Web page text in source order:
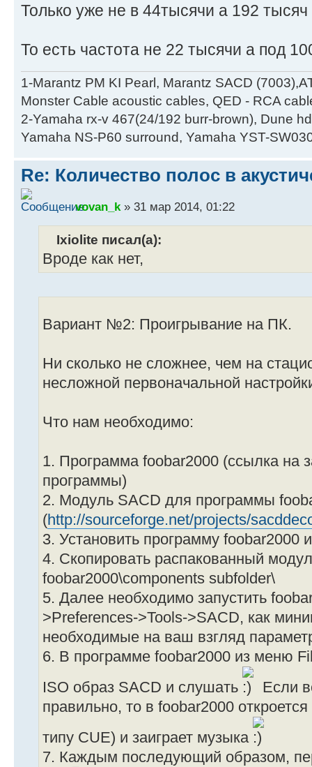
Только уже не в 44тысячи а 192 тысяч
То есть частота не 22 тысячи а под
1-Marantz PM KI Pearl, Marantz SACD
Monster Cable acoustic cables, QED - RCA
2-Yamaha rx-v 467(24/192 burr-brown), Dune
Yamaha NS-P60 surround, Yamaha YST-
Re: Количество полос в
vovan_k» 31 мар 2014, 01:22
Ixiolite писал(а):
Вроде как нет,
Вариант №2: Проигрывание на ПК.
Ни сколько не сложнее, чем на
несложной первоначальной
Что нам необходимо:
1. Программа foobar2000 (ссылка на
программы)
2. Модуль SACD для программы
(http://sourceforge.net/projects/
3. Установить программу foobar2000
4. Скопировать распакованный
foobar2000\components subfolder\
5. Далее необходимо запустить
>Preferences->Tools->SACD, как
необходимые на ваш взгляд
6. В программе foobar2000 из меню
ISO образ SACD и слушать
Если
правильно, то в foobar2000
типу CUE) и заиграет музыка
7. Каждым последующий образом,